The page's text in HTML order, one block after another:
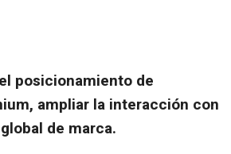
posicionamiento de
ampliar la interacción con
de marca.